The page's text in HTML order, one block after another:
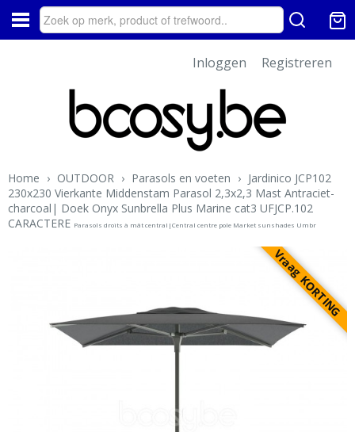
Inloggen Registreren
Home › OUTDOOR › Parasols en voeten › Jardinico JCP102
230x230 Vierkante Middenstam Parasol 2,3x2,3 Mast Antraciet-
charcoal| Doek Onyx Sunbrella Plus Marine cat3 UFJCP.102
CARACTERE Parasols droits à mât central|Central centre pole Market sunshades Umbr
Vraag KORTING